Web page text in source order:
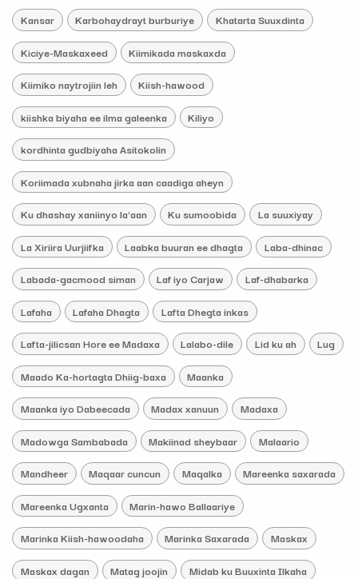
Kansar Karbohaydrayt burburiye Khatarta Suuxdinta
Kiciye-Maskaxeed Kiimikada maskaxda
Kiimiko naytrojiin leh Kiish-hawood
kiishka biyaha ee ilma galeenka Kiliyo
kordhinta gudbiyaha Asitokolin
Koriimada xubnaha jirka aan caadiga aheyn
Ku dhashay xaniinyo la'aan Ku sumoobida La suuxiyay
La Xiriira Uurjiifka Laabka buuran ee dhagta Laba-dhinac
Labada-gacmood siman Laf iyo Carjaw Laf-dhabarka
Lafaha Lafaha Dhagta Lafta Dhegta inkas
Lafta-jilicsan Hore ee Madaxa Lalabo-dile Lid ku ah Lug
Maado Ka-hortagta Dhiig-baxa Maanka
Maanka iyo Dabeecada Madax xanuun Madaxa
Madowga Sambabada Makiinad sheybaar Malaario
Mandheer Maqaar cuncun Maqalka Mareenka saxarada
Mareenka Ugxanta Marin-hawo Ballaariye
Marinka Kiish-hawoodaha Marinka Saxarada Maskax
Maskax dagan Matag joojin Midab ku Buuxinta Ilkaha